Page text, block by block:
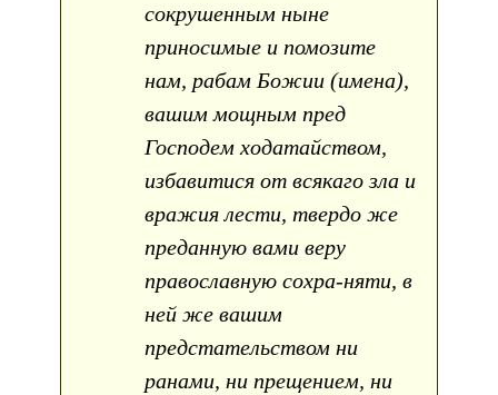
сокрушенным ныне
приносимые и помозите
нам, рабам Божии (имена),
вашим мощным пред
Господем ходатайством,
избавитися от всякаго зла и
вражия лести, твердо же
преданную вами веру
православную сохра-няти, в
ней же вашим
предстательством ни
ранами, ни прещением, ни